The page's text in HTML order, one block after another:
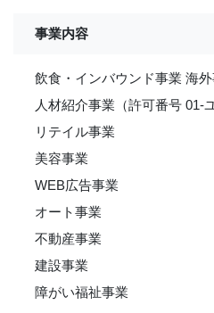
事業内容
飲食・インバウンド事業 海
人材紹介事業（許可番号 01-
リテイル事業
美容事業
WEB広告事業
オート事業
不動産事業
建設事業
障がい福祉事業